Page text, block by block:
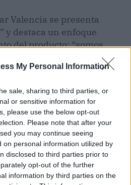
My Personal Information
sale, sharing to third parties, or
or sensitive information for
please use the below opt-out
Please note that after your
you may continue seeing
on personal information utilized by
disclosed to third parties prior to
opt-out of the further
information by third parties on the
Valencia se presenta
y destaca un enfoque
del producto: “somos
En términos de mercado,
el origen y la
en parte de la
la normalización del
más amplios.
Artículo siguiente
La ciencia relaciona la